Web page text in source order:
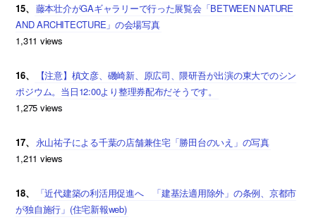
15、 藤本壮介がGAギャラリーで行った展覧会「BETWEEN NATURE
AND ARCHITECTURE」の会場写真
1,311 views
16、
【注意】槙文彦、磯崎新、原広司、隈研吾が出演の東大でのシン
ポジウム。当日12:00より整理券配布だそうです。
1,275 views
17、 永山祐子による千葉の店舗兼住宅「勝田台のいえ」の写真
1,211 views
18、
「近代建築の利活用促進へ 「建基法適用除外」の条例、京都市
が独自施行」(住宅新報web)